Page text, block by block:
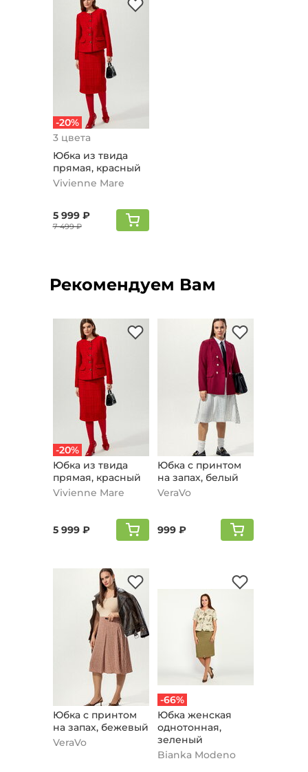
-20%
3 цвета
Юбка из твида
прямая, красный
Vivienne Mare
5 999 ₽
7 499 ₽
Рекомендуем Вам
-20%
Юбка из твида
прямая, красный
Vivienne Mare
5 999 ₽
Юбка с принтом
на запах, белый
VeraVo
999 ₽
Юбка с принтом
на запах, бежевый
VeraVo
-66%
Юбка женская
однотонная,
зеленый
Bianka Modeno